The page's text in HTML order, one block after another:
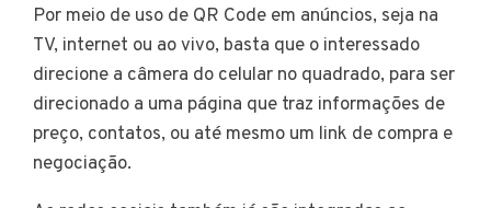
Por meio de uso de QR Code em anúncios, seja na
TV, internet ou ao vivo, basta que o interessado
direcione a câmera do celular no quadrado, para ser
direcionado a uma página que traz informações de
preço, contatos, ou até mesmo um link de compra e
negociação.